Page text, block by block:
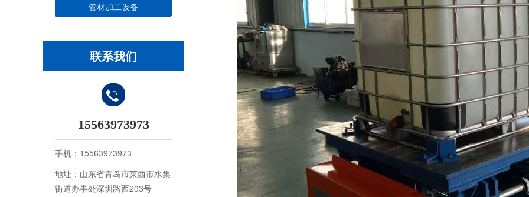
管材加工设备
联系我们
15563973973
手机：15563973973
地址：山东省青岛市莱西市水集
街道办事处深圳路西203号